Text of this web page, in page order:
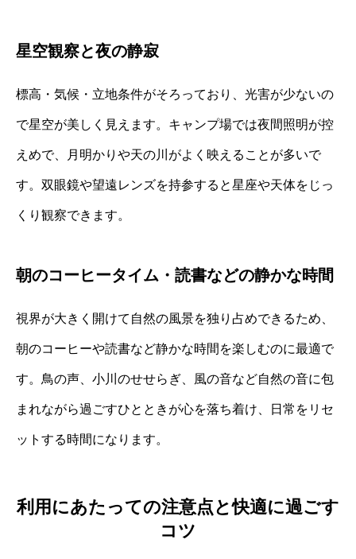
星空観察と夜の静寂
標高・気候・立地条件がそろっており、光害が少ないの
で星空が美しく見えます。キャンプ場では夜間照明が控
えめで、月明かりや天の川がよく映えることが多いで
す。双眼鏡や望遠レンズを持参すると星座や天体をじっ
くり観察できます。
朝のコーヒータイム・読書などの静かな時間
視界が大きく開けて自然の風景を独り占めできるため、
朝のコーヒーや読書など静かな時間を楽しむのに最適で
す。鳥の声、小川のせせらぎ、風の音など自然の音に包
まれながら過ごすひとときが心を落ち着け、日常をリセ
ットする時間になります。
利用にあたっての注意点と快適に過ごす
コツ